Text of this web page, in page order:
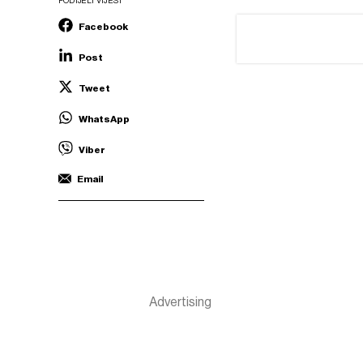
Facebook
Post
Tweet
WhatsApp
Viber
Email